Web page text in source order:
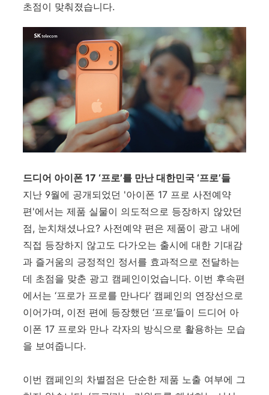
초점이 맞춰졌습니다.
드디어 아이폰 17 ‘프로’를 만난 대한민국 ‘프로’들
지난 9월에 공개되었던 '아이폰 17 프로 사전예약
편'에서는 제품 실물이 의도적으로 등장하지 않았던
점, 눈치채셨나요? 사전예약 편은 제품이 광고 내에
직접 등장하지 않고도 다가오는 출시에 대한 기대감
과 즐거움의 긍정적인 정서를 효과적으로 전달하는
데 초점을 맞춘 광고 캠페인이었습니다. 이번 후속편
에서는 ‘프로가 프로를 만나다’ 캠페인의 연장선으로
이어가며, 이전 편에 등장했던 ‘프로’들이 드디어 아
이폰 17 프로와 만나 각자의 방식으로 활용하는 모습
을 보여줍니다.
이번 캠페인의 차별점은 단순한 제품 노출 여부에 그